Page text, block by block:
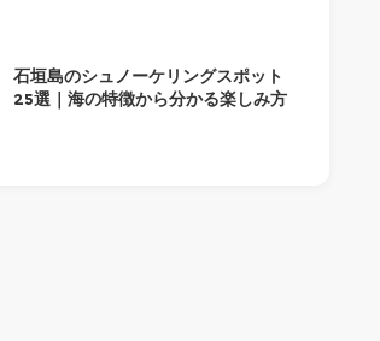
石垣島のシュノーケリングスポット
25選｜海の特徴から分かる楽しみ方